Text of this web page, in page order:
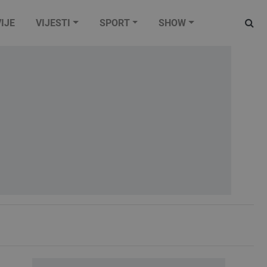
VIJESTI SPORT SHOW